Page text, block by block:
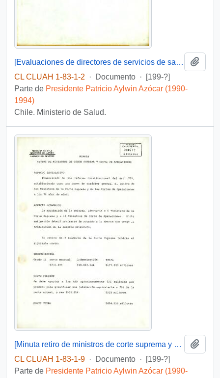
[Evaluaciones de directores de servicios de salud]
CL CLUAH 1-83-1-2
· Documento ·
[199-?]
Parte de Presidente Patricio Aylwin Azócar (1990-
1994)
Chile. Ministerio de Salud.
[Minuta retiro de ministros de corte suprema y corte de apelaciones]
CL CLUAH 1-83-1-9 · Documento ·
[199-?]
Parte de Presidente Patricio Aylwin Azócar (1990-